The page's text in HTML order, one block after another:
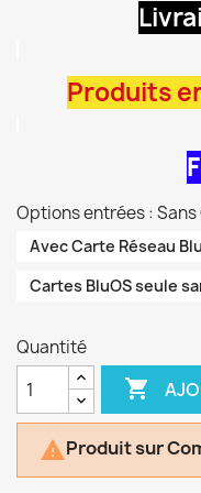
Produits
Options entrées :
Avec Carte Réseau
Cartes BluOS seule
Quantité

Produit sur